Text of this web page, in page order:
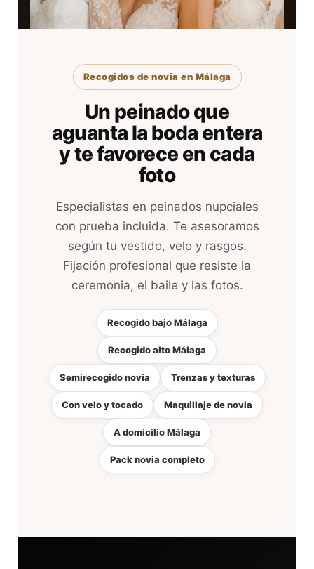
Recogidos de novia en Málaga
Un peinado que
aguanta la boda entera
y te favorece en cada
foto
Especialistas en peinados nupciales
con prueba incluida. Te asesoramos
según tu vestido, velo y rasgos.
Fijación profesional que resiste la
ceremonia, el baile y las fotos.
Recogido bajo Málaga
Recogido alto Málaga
Semirecogido novia Trenzas y texturas
Con velo y tocado Maquillaje de novia
A domicilio Málaga
Pack novia completo